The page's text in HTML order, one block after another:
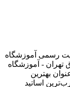
(۱۳۸۴-۱۴۰۴) - وبسایت رسمی آموزشگاه
تهران - آموزشگاه
بهترین
اساتید